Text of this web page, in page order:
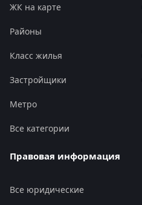
ЖК на карте
Районы
Класс жилья
Застройщики
Метро
Все категории
Правовая информация
Все юридические